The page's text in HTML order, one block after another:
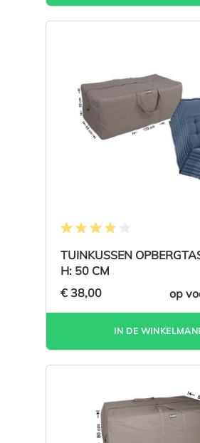
TUINKUSSEN
H: 50 CM
€ 38,00
op
IN DE